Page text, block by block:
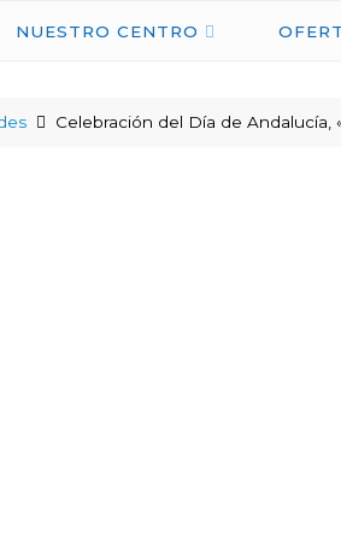
NUESTRO CENTRO
Celebración del Día de Andalucía,